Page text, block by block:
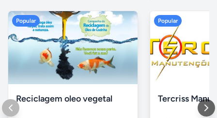
Popular
Reciclagem oleo vegetal
Popular